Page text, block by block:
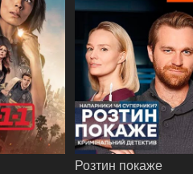
Розтин покаже